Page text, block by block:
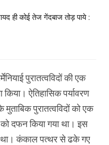
ही कोई तेज गेंदबाज तोड़ पाये :
पुरातत्वविदों की एक
ऐतिहासिक पर्यावरण
पुरातत्वविदों को एक
को दफन किया गया था। इस
कंकाल पत्थर से ढके गए